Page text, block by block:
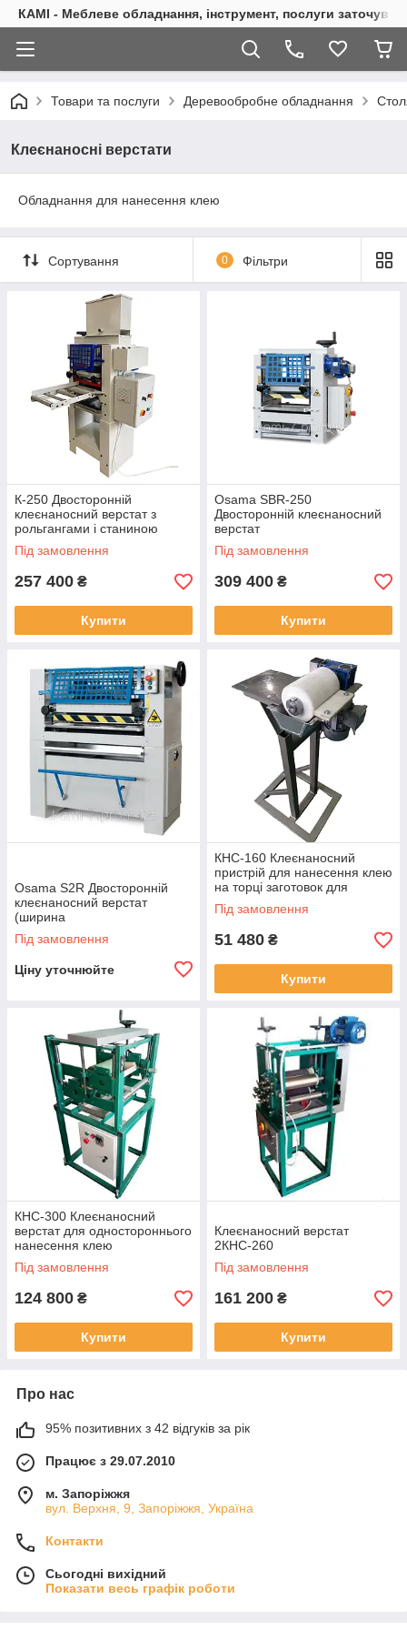
КАМІ - Меблеве обладнання, інструмент, послуги
Товари та послуги Деревообробне обладнання
Клеєнаносні верстати
Обладнання для нанесення клею
Сортування 0 Фільтри
К-250 Двосторонній
клеєнаносний верстат з
рольгангами і станиною
Під замовлення
257 400 ₴
Купити
Osama SBR-250
Двосторонній клеєнаносний
верстат
Під замовлення
309 400 ₴
Купити
Osama S2R Двосторонній
клеєнаносний верстат
(ширина
400/600/1000/1300/1600 мм)
Під замовлення
Ціну уточнюйте
КНС-160 Клеєнаносний
пристрій для нанесення клею
на торці заготовок для
шипового з’єднання
Під замовлення
51 480 ₴
Купити
КНС-300 Клеєнаносний
верстат для одностороннього
нанесення клею
Під замовлення
124 800 ₴
Купити
Клеєнаносний верстат
2КНС-260
Під замовлення
161 200 ₴
Купити
Про нас
95% позитивних з 42 відгуків за рік
Працює з 29.07.2010
м. Запоріжжя
вул. Верхня, 9, Запоріжжя, Україна
Контакти
Сьогодні вихідний
Показати весь графік роботи